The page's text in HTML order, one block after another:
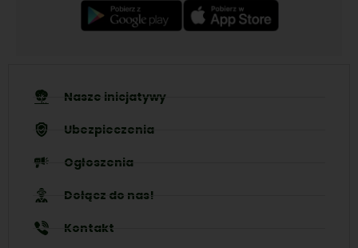
Nasze inicjatywy
Ubezpieczenia
Ogłoszenia
Dołącz do nas!
Kontakt